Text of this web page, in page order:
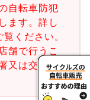
自転車防犯
ます。詳し
覧ください。
舗で行うこ
又は交番ま